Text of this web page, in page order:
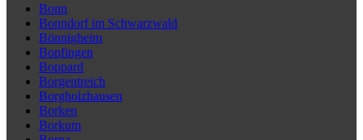
Bonn
Bonndorf im Schwarzwald
Bönnigheim
Bopfingen
Boppard
Borgentreich
Borgholzhausen
Borken
Borkum